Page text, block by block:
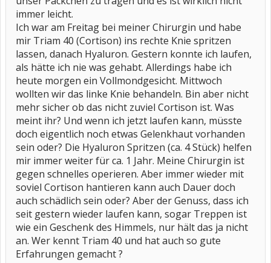
immer leicht.
Ich war am Freitag bei meiner Chirurgin und habe
mir Triam 40 (Cortison) ins rechte Knie spritzen
lassen, danach Hyaluron. Gestern konnte ich laufen,
als hätte ich nie was gehabt. Allerdings habe ich
heute morgen ein Vollmondgesicht. Mittwoch
wollten wir das linke Knie behandeln. Bin aber nicht
mehr sicher ob das nicht zuviel Cortison ist. Was
meint ihr? Und wenn ich jetzt laufen kann, müsste
doch eigentlich noch etwas Gelenkhaut vorhanden
sein oder? Die Hyaluron Spritzen (ca. 4 Stück) helfen
mir immer weiter für ca. 1 Jahr. Meine Chirurgin ist
gegen schnelles operieren. Aber immer wieder mit
soviel Cortison hantieren kann auch Dauer doch
auch schädlich sein oder? Aber der Genuss, dass ich
seit gestern wieder laufen kann, sogar Treppen ist
wie ein Geschenk des Himmels, nur hält das ja nicht
an. Wer kennt Triam 40 und hat auch so gute
Erfahrungen gemacht ?